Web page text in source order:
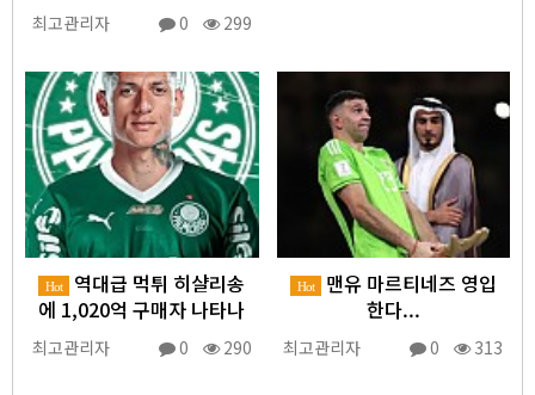
최고관리자 0 299
Hot
역대급 먹튀 히샬리송
에 1,020억 구매자 나타나
최고관리자 0 290
Hot 맨유 마르티네즈 영입
한다...
최고관리자 0 313